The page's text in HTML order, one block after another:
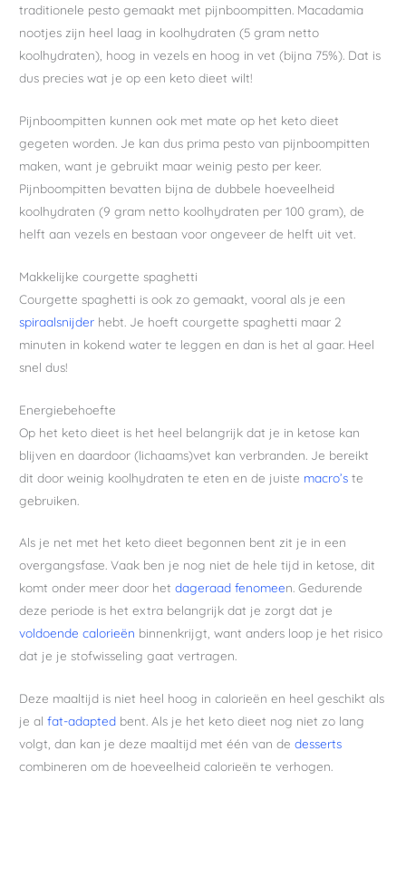
traditionele pesto gemaakt met pijnboompitten. Macadamia
nootjes zijn heel laag in koolhydraten (5 gram netto
koolhydraten), hoog in vezels en hoog in vet (bijna 75%). Dat is
dus precies wat je op een keto dieet wilt!
Pijnboompitten kunnen ook met mate op het keto dieet
gegeten worden. Je kan dus prima pesto van pijnboompitten
maken, want je gebruikt maar weinig pesto per keer.
Pijnboompitten bevatten bijna de dubbele hoeveelheid
koolhydraten (9 gram netto koolhydraten per 100 gram), de
helft aan vezels en bestaan voor ongeveer de helft uit vet.
Makkelijke courgette spaghetti
Courgette spaghetti is ook zo gemaakt, vooral als je een
spiraalsnijder hebt. Je hoeft courgette spaghetti maar 2
minuten in kokend water te leggen en dan is het al gaar. Heel
snel dus!
Energiebehoefte
Op het keto dieet is het heel belangrijk dat je in ketose kan
blijven en daardoor (lichaams)vet kan verbranden. Je bereikt
dit door weinig koolhydraten te eten en de juiste macro’s te
gebruiken.
Als je net met het keto dieet begonnen bent zit je in een
overgangsfase. Vaak ben je nog niet de hele tijd in ketose, dit
komt onder meer door hetdageraad fenomeen. Gedurende
deze periode is het extra belangrijk dat je zorgt dat je
voldoende calorieën binnenkrijgt, want anders loop je het risico
dat je je stofwisseling gaat vertragen.
Deze maaltijd is niet heel hoog in calorieën en heel geschikt als
je alfat-adapted bent. Als je het keto dieet nog niet zo lang
volgt, dan kan je deze maaltijd met één van dedesserts
combineren om de hoeveelheid calorieën te verhogen.